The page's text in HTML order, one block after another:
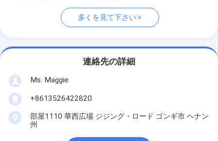
多くを見て下さい
連絡先の詳細
Ms. Maggie
+8613526422820
部屋1110 華西広場 ジジング・ロード ゴンギ市 ヘナン
州